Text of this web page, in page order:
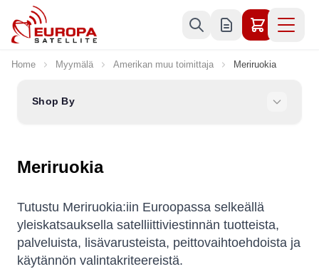
Skip to Content
Home Myymälä Amerikan muu toimittaja Meriruokia
Shop By
Meriruokia
Tutustu Meriruokia:iin Euroopassa selkeällä
yleiskatsauksella satelliittiviestinnän tuotteista,
palveluista, lisävarusteista, peittovaihtoehdoista ja
käytännön valintakriteereistä.